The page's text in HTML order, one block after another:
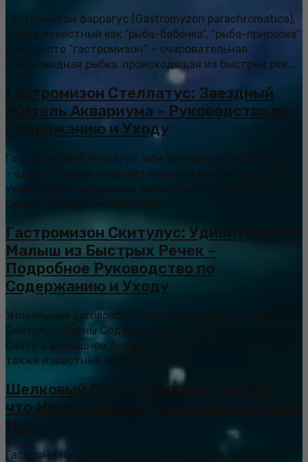
Гастромизон фаррагус (Gastromyzon parachromatica),
также известный как “рыба-бабочка”, “рыба-присоска”
или просто “гастромизон”, – очаровательная
пресноводная рыбка, происходящая из быстрых рек...
Гастромизон Стеллатус: Звездный
Житель Аквариума – Руководство по
Содержанию и Уходу
Гастромизон Стеллатус, или Звездный Гастромизон,
– одна из самых очаровательных и необычных рыбок,
украшающих аквариумы любителей акваскейпинга.
Своим уникальным внешним...
Гастромизон Скитулус: Удивительный
Малыш из Быстрых Речек –
Подробное Руководство по
Содержанию и Уходу
Уникальный Заголовок: Восхитительный Гастромизон
Скитулус: Тайны Содержания и Забота о Китайском
Скате в Домашнем Аквариуме Гастромизон Скитулус,
также известный как китайский...
Шелковый Поток в Аквариуме: Все,
что Нужно Знать о Гастромизоне реки
Нан
Гастромизон реки Нан, или Gastromyzon zebrinus, –